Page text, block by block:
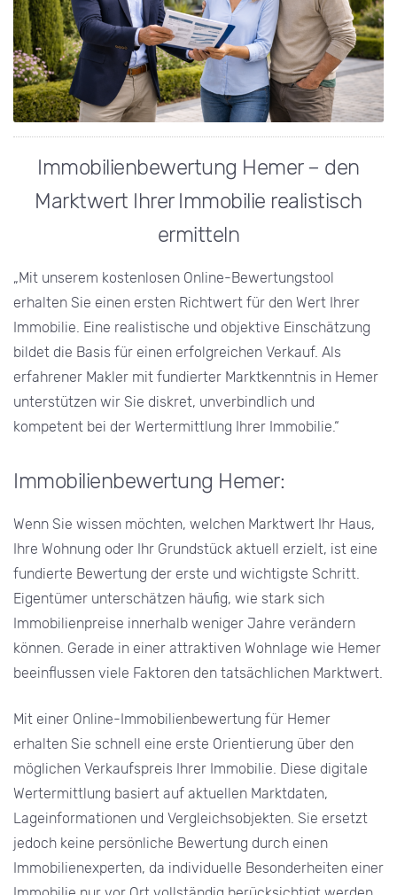
Immobilienbewertung Hemer – den
Marktwert Ihrer Immobilie realistisch
ermitteln
„Mit unserem kostenlosen Online-Bewertungstool
erhalten Sie einen ersten Richtwert für den Wert Ihrer
Immobilie. Eine realistische und objektive Einschätzung
bildet die Basis für einen erfolgreichen Verkauf. Als
erfahrener Makler mit fundierter Marktkenntnis in Hemer
unterstützen wir Sie diskret, unverbindlich und
kompetent bei der Wertermittlung Ihrer Immobilie.“
Immobilienbewertung Hemer:
Wenn Sie wissen möchten, welchen Marktwert Ihr Haus,
Ihre Wohnung oder Ihr Grundstück aktuell erzielt, ist eine
fundierte Bewertung der erste und wichtigste Schritt.
Eigentümer unterschätzen häufig, wie stark sich
Immobilienpreise innerhalb weniger Jahre verändern
können. Gerade in einer attraktiven Wohnlage wie Hemer
beeinflussen viele Faktoren den tatsächlichen Marktwert.
Mit einer Online-Immobilienbewertung für Hemer
erhalten Sie schnell eine erste Orientierung über den
möglichen Verkaufspreis Ihrer Immobilie. Diese digitale
Wertermittlung basiert auf aktuellen Marktdaten,
Lageinformationen und Vergleichsobjekten. Sie ersetzt
jedoch keine persönliche Bewertung durch einen
Immobilienexperten, da individuelle Besonderheiten einer